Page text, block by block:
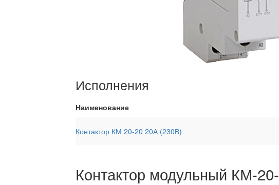
Исполнения
Наименование
Контактор КМ 20-20 20А (230В)
Контактор модульный КМ-